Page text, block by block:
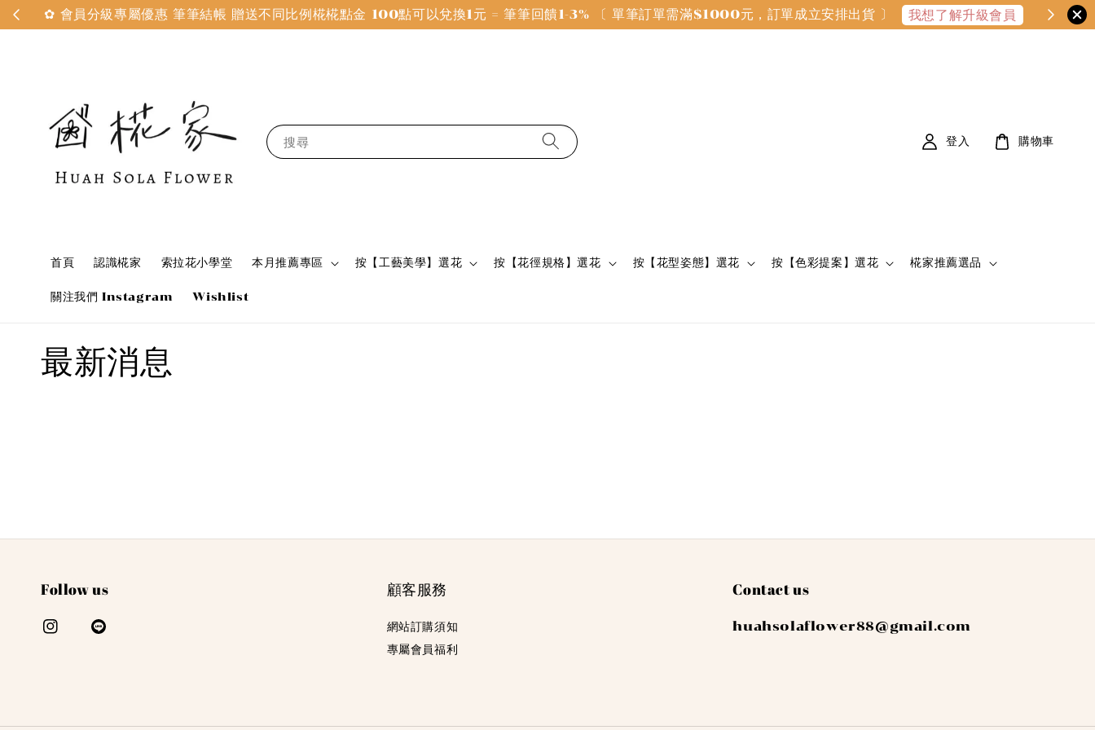
✿ 會員分級專屬優惠 筆筆結帳 贈送不同比例椛椛點金 100點可以兌換1元 = 筆筆回饋1-3% 〔 單筆訂單需滿$1000元，訂單成立安排出貨 〕 我想了解升級會員
搜尋
首頁 認識椛家 索拉花小學堂 本月推薦專區 按【工藝美學】選花 按【花徑規格】選花 按【花型姿態】選花 按【色彩提案】選花 椛家推薦選品
關注我們 Instagram Wishlist
登入 購物車
最新消息
Follow us 顧客服務
網站訂購須知
專屬會員福利
Contact us
huahsolaflower88@gmail.com